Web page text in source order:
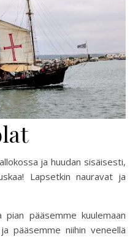
ja huudan sisäisesti,
Lapsetkin nauravat ja
pääsemme kuulemaan
pääsemme niihin veneellä